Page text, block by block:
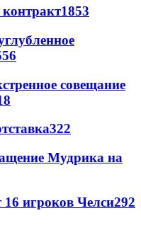
1853
совещание
322
Мудрика на
16 игроков Челси292